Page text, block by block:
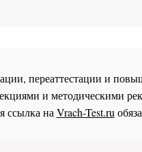
переаттестации и
и методическими
ссылка на Vrach-Test.ru